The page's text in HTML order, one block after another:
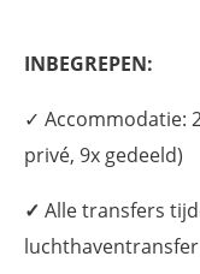
INBEGREPEN:
✓ Accommodatie:
privé, 9x gedeeld)
✓ Alle transfers